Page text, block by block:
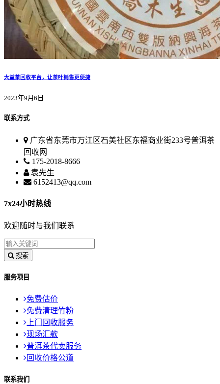
大益茶回收平台，让茶叶销售更便捷
2023年9月6日
联系方式
广东省东莞市万江区石美社区东福商业街233号普洱茶
回收网
175-2018-8666
袁先生
6152413@qq.com
7x24小时热线
欢迎随时与我们联系
搜索
服务项目
免费估价
免费清理竹粉
上门回收服务
现场汇款
普洱茶代卖服务
回收价格公道
联系我们